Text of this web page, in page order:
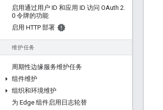
启用通过用户 ID 和应用 ID 访问 OAuth 2.
0 令牌的功能
启用 HTTP 部署
维护任务
周期性边缘服务维护任务
组件维护
组织和环境维护
为 Edge 组件启用日志轮替